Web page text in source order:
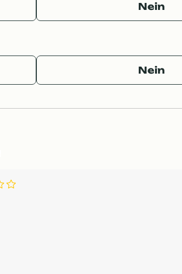
Nein
Nein